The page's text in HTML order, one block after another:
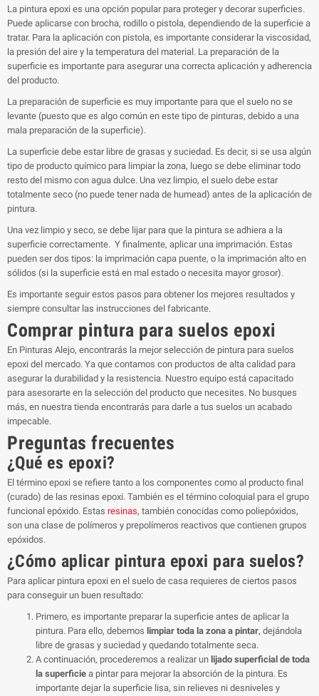
La pintura epoxi es una opción popular para proteger y decorar superficies.
Puede aplicarse con brocha, rodillo o pistola, dependiendo de la superficie a
tratar. Para la aplicación con pistola, es importante considerar la viscosidad,
la presión del aire y la temperatura del material. La preparación de la
superficie es importante para asegurar una correcta aplicación y adherencia
del producto.
La preparación de superficie es muy importante para que el suelo no se
levante (puesto que es algo común en este tipo de pinturas, debido a una
mala preparación de la superficie).
La superficie debe estar libre de grasas y suciedad. Es decir, si se usa algún
tipo de producto químico para limpiar la zona, luego se debe eliminar todo
resto del mismo con agua dulce. Una vez limpio, el suelo debe estar
totalmente seco (no puede tener nada de humead) antes de la aplicación de
pintura.
Una vez limpio y seco, se debe lijar para que la pintura se adhiera a la
superficie correctamente. Y finalmente, aplicar una imprimación. Estas
pueden ser dos tipos: la imprimación capa puente, o la imprimación alto en
sólidos (si la superficie está en mal estado o necesita mayor grosor).
Es importante seguir estos pasos para obtener los mejores resultados y
siempre consultar las instrucciones del fabricante.
Comprar pintura para suelos epoxi
En Pinturas Alejo, encontrarás la mejor selección de pintura para suelos
epoxi del mercado. Ya que contamos con productos de alta calidad para
asegurar la durabilidad y la resistencia. Nuestro equipo está capacitado
para asesorarte en la selección del producto que necesites. No busques
más, en nuestra tienda encontrarás para darle a tus suelos un acabado
impecable.
Preguntas frecuentes
¿Qué es epoxi?
El término epoxi se refiere tanto a los componentes como al producto final
(curado) de las resinas epoxi. También es el término coloquial para el grupo
funcional epóxido. Estas resinas, también conocidas como poliepóxidos,
son una clase de polímeros y prepolímeros reactivos que contienen grupos
epóxidos.
¿Cómo aplicar pintura epoxi para suelos?
Para aplicar pintura epoxi en el suelo de casa requieres de ciertos pasos
para conseguir un buen resultado:
Primero, es importante preparar la superficie antes de aplicar la
pintura. Para ello, debemos limpiar toda la zona a pintar, dejándola
libre de grasas y suciedad y quedando totalmente seca.
A continuación, procederemos a realizar un lijado superficial de toda
la superficie a pintar para mejorar la absorción de la pintura. Es
importante dejar la superficie lisa, sin relieves ni desniveles y